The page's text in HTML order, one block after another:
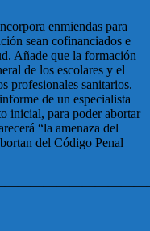
enmiendas para
sean cofinanciados e
Añade que la formación
de los escolares y el
profesionales sanitarios.
de un especialista
inicial, para poder abortar
“la amenaza del
del Código Penal